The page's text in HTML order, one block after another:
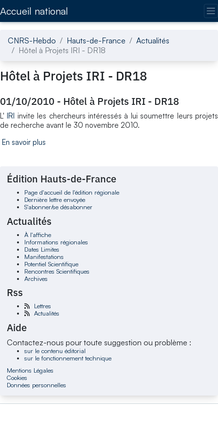
Accueil national
CNRS-Hebdo Hauts-de-France
Actualités
Hôtel à Projets IRI - DR18
Hôtel à Projets IRI - DR18
01/10/2010 - Hôtel à Projets IRI - DR18
L'IRI invite les chercheurs intéressés à lui soumettre leurs projets
de recherche avant le 30 novembre 2010.
En savoir plus
Édition Hauts-de-France
Page d'accueil de l'édition régionale
Dernière lettre envoyée
S'abonner/se désabonner
Actualités
À l'affiche
Informations régionales
Dates Limites
Manifestations
Potentiel Scientifique
Rencontres Scientifiques
Archives
Rss
Lettres
Actualités
Aide
Contactez-nous pour toute suggestion ou problème :
sur le contenu éditorial
sur le fonctionnement technique
Mentions Légales
Cookies
Données personnelles